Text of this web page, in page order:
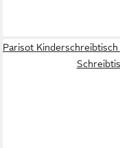
Parisot